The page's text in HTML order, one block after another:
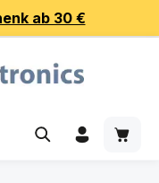
ab 30 €